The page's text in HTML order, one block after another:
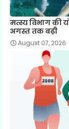
मत्स्य विभाग की
अगस्त तक बढ़ी
August 07, 2026